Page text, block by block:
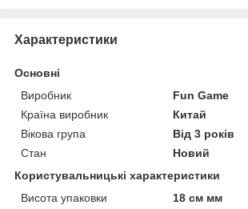
Характеристики
Основні
Виробник
Fun Game
Країна виробник
Китай
Вікова група
Від 3 років
Стан
Новий
Користувальницькі характеристики
Висота упаковки
18 см мм